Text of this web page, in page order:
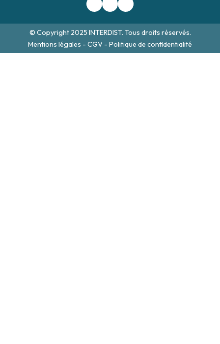
© Copyright 2025 INTERDIST. Tous droits réservés.
Mentions légales - CGV - Politique de confidentialité